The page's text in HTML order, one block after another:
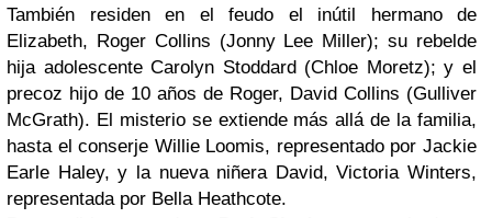
También residen en el feudo el inútil hermano de
Elizabeth, Roger Collins (Jonny Lee Miller); su rebelde
hija adolescente Carolyn Stoddard (Chloe Moretz); y el
precoz hijo de 10 años de Roger, David Collins (Gulliver
McGrath). El misterio se extiende más allá de la familia,
hasta el conserje Willie Loomis, representado por Jackie
Earle Haley, y la nueva niñera David, Victoria Winters,
representada por Bella Heathcote.